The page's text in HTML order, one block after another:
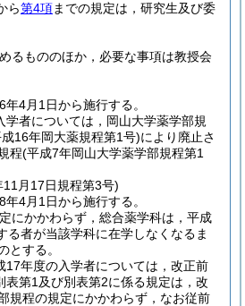
ら第4項までの規定は，研究生及び委
るもののほか，必要な事項は教授会
4月1日から施行する。
学者については，岡山大学薬学部規
16年岡大薬規程第1号)により廃止さ
程(平成7年岡山大学薬学部規程第1
11月17日規程第3号)
4月1日から施行する。
にかかわらず，総合薬学科は，平成
る者が当該学科に在学しなくなるま
とする。
17年度の入学者については，改正前
表第1及び別表第2に係る規定は，改
規程の規定にかかわらず，なお従前